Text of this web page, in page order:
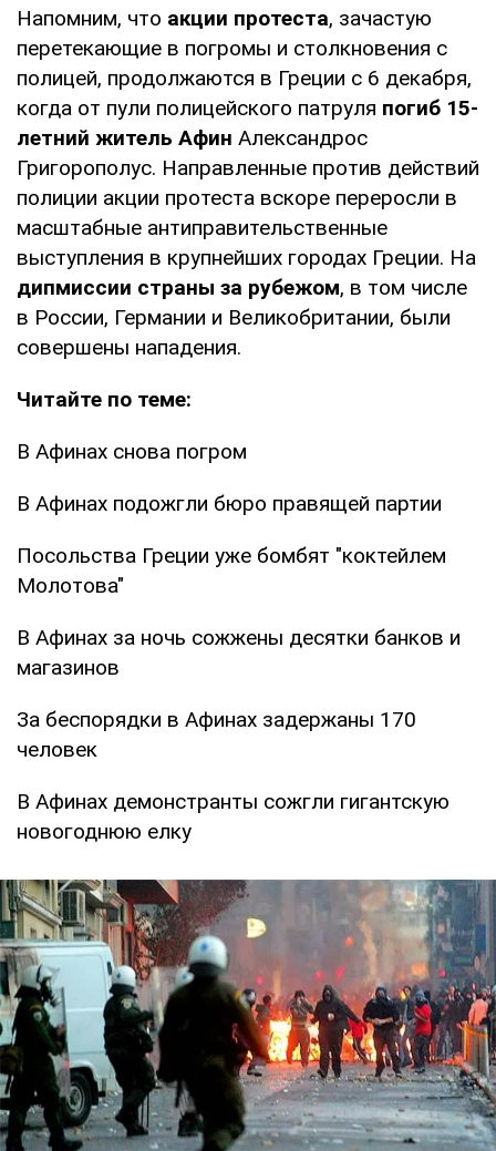
Напомним, что акции протеста, зачастую
перетекающие в погромы и столкновения с
полицей, продолжаются в Греции с 6 декабря,
когда от пули полицейского патруля погиб 15-
летний житель Афин Александрос
Григорополус. Направленные против действий
полиции акции протеста вскоре переросли в
масштабные антиправительственные
выступления в крупнейших городах Греции. На
дипмиссии страны за рубежом, в том числе
в России, Германии и Великобритании, были
совершены нападения.
Читайте по теме:
В Афинах снова погром
В Афинах подожгли бюро правящей партии
Посольства Греции уже бомбят "коктейлем
Молотова"
В Афинах за ночь сожжены десятки банков и
магазинов
За беспорядки в Афинах задержаны 170
человек
В Афинах демонстранты сожгли гигантскую
новогоднюю елку